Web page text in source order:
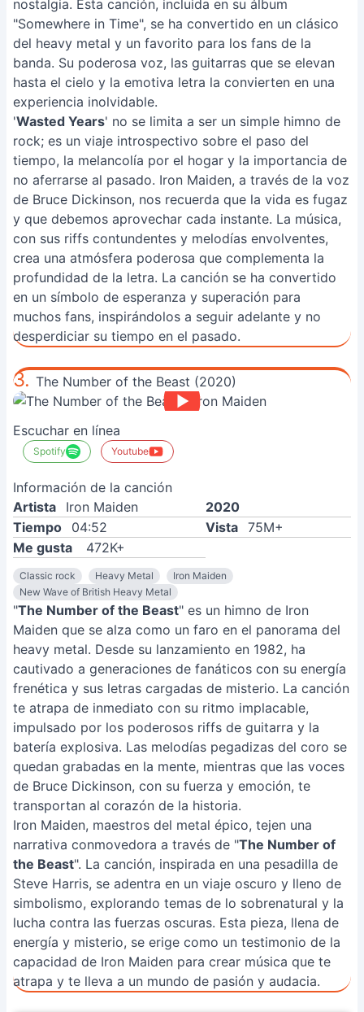
nostalgia. Esta canción, incluida en su álbum
"Somewhere in Time", se ha convertido en un clásico
del heavy metal y un favorito para los fans de la
banda. Su poderosa voz, las guitarras que se elevan
hasta el cielo y la emotiva letra la convierten en una
experiencia inolvidable.
'Wasted Years' no se limita a ser un simple himno de
rock; es un viaje introspectivo sobre el paso del
tiempo, la melancolía por el hogar y la importancia de
no aferrarse al pasado. Iron Maiden, a través de la voz
de Bruce Dickinson, nos recuerda que la vida es fugaz
y que debemos aprovechar cada instante. La música,
con sus riffs contundentes y melodías envolventes,
crea una atmósfera poderosa que complementa la
profundidad de la letra. La canción se ha convertido
en un símbolo de esperanza y superación para
muchos fans, inspirándolos a seguir adelante y no
desperdiciar su tiempo en el pasado.
3. The Number of the Beast (2020)
Escuchar en línea
Spotify Youtube
Información de la canción
Artista
Iron Maiden
2020
Tiempo
04:52 Vista 75M+
Me gusta
472K+
Classic rock Heavy Metal
Iron Maiden
New Wave of British Heavy Metal
"The Number of the Beast" es un himno de Iron
Maiden que se alza como un faro en el panorama del
heavy metal. Desde su lanzamiento en 1982, ha
cautivado a generaciones de fanáticos con su energía
frenética y sus letras cargadas de misterio. La canción
te atrapa de inmediato con su ritmo implacable,
impulsado por los poderosos riffs de guitarra y la
batería explosiva. Las melodías pegadizas del coro se
quedan grabadas en la mente, mientras que las voces
de Bruce Dickinson, con su fuerza y ​​emoción, te
transportan al corazón de la historia.
Iron Maiden, maestros del metal épico, tejen una
narrativa conmovedora a través de "The Number of
the Beast". La canción, inspirada en una pesadilla de
Steve Harris, se adentra en un viaje oscuro y lleno de
simbolismo, explorando temas de lo sobrenatural y la
lucha contra las fuerzas oscuras. Esta pieza, llena de
energía y misterio, se erige como un testimonio de la
capacidad de Iron Maiden para crear música que te
atrapa y te lleva a un mundo de pasión y audacia.